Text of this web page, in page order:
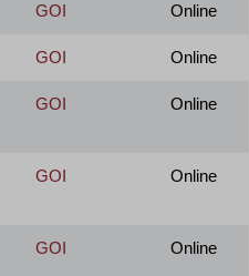
GOI Online
GOI Online
GOI Online
GOI Online
GOI Online